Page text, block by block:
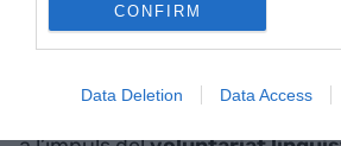
CONFIRM
Data Deletion Data Access
El projecte, també de la mà de
comptava a més amb unaGuia
llengua per a les empreses